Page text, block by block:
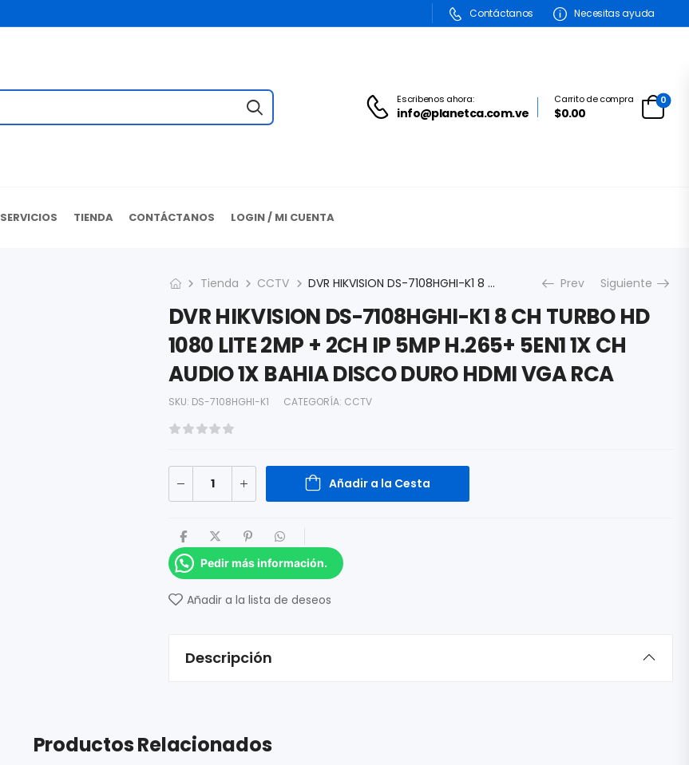
Contáctanos Necesitas ayuda
Escribenos ahora:
info@planetca.com.ve
Carrito de compra
$0.00
0
SERVICIOS TIENDA CONTÁCTANOS LOGIN / MI CUENTA
Tienda CCTV DVR HIKVISION DS-7108HGHI-K1 8 CH TURBO HD 1080 LITE 2MP + 2CH IP 5MP H.265+ 5EN1 1X CH AUDIO 1X BAHIA DISCO DURO HDMI VGA RCA Prev Siguiente
DVR HIKVISION DS-7108HGHI-K1 8 CH TURBO HD
1080 LITE 2MP + 2CH IP 5MP H.265+ 5EN1 1X CH
AUDIO 1X BAHIA DISCO DURO HDMI VGA RCA
SKU: DS-7108HGHI-K1 CATEGORÍA: CCTV
Añadir a la Cesta
Pedir más información.
Añadir a la lista de deseos
Descripción
Productos Relacionados